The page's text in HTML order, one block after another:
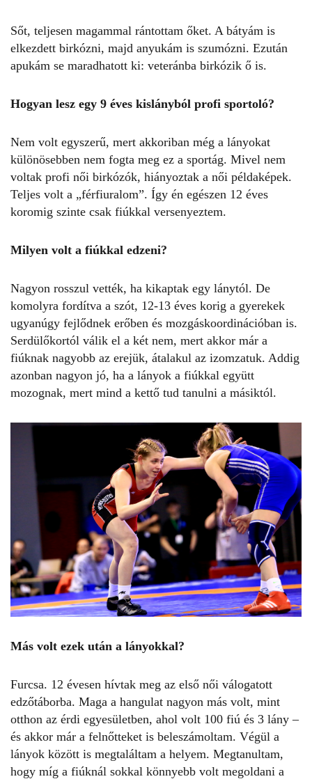
Sőt, teljesen magammal rántottam őket. A bátyám is
elkezdett birkózni, majd anyukám is szumózni. Ezután
apukám se maradhatott ki: veteránba birkózik ő is.
Hogyan lesz egy 9 éves kislányból profi sportoló?
Nem volt egyszerű, mert akkoriban még a lányokat
különösebben nem fogta meg ez a sportág. Mivel nem
voltak profi női birkózók, hiányoztak a női példaképek.
Teljes volt a „férfiuralom”. Így én egészen 12 éves
koromig szinte csak fiúkkal versenyeztem.
Milyen volt a fiúkkal edzeni?
Nagyon rosszul vették, ha kikaptak egy lánytól. De
komolyra fordítva a szót, 12-13 éves korig a gyerekek
ugyanúgy fejlődnek erőben és mozgáskoordinációban is.
Serdülőkortól válik el a két nem, mert akkor már a
fiúknak nagyobb az erejük, átalakul az izomzatuk. Addig
azonban nagyon jó, ha a lányok a fiúkkal együtt
mozognak, mert mind a kettő tud tanulni a másiktól.
Más volt ezek után a lányokkal?
Furcsa. 12 évesen hívtak meg az első női válogatott
edzőtáborba. Maga a hangulat nagyon más volt, mint
otthon az érdi egyesületben, ahol volt 100 fiú és 3 lány –
és akkor már a felnőtteket is beleszámoltam. Végül a
lányok között is megtaláltam a helyem. Megtanultam,
hogy míg a fiúknál sokkal könnyebb volt megoldani a